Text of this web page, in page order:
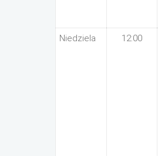
Niedziela 12:00